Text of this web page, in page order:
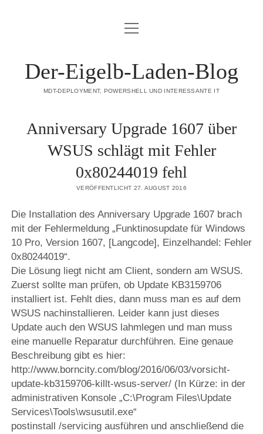
DATENSCHUTZERKLÄRUNG
Menü
öffnen
Der-Eigelb-Laden-Blog
MDT-DEPLOYMENT, POWERSHELL UND INTERESSANTE IT
Anniversary Upgrade 1607 über
WSUS schlägt mit Fehler
0x80244019 fehl
VERÖFFENTLICHT 27. AUGUST 2016
Die Installation des Anniversary Upgrade 1607 brach
mit der Fehlermeldung „Funktinosupdate für Windows
10 Pro, Version 1607, [Langcode], Einzelhandel: Fehler
0x80244019“.
Die Lösung liegt nicht am Client, sondern am WSUS.
Zuerst sollte man prüfen, ob Update KB3159706
installiert ist. Fehlt dies, dann muss man es auf dem
WSUS nachinstallieren. Leider kann just dieses
Update auch den WSUS lahmlegen und man muss
eine manuelle Reparatur durchführen. Eine genaue
Beschreibung gibt es hier:
http://www.borncity.com/blog/2016/06/03/vorsicht-
update-kb3159706-killt-wsus-server/ (In Kürze: in der
administrativen Konsole „C:\Program Files\Update
Services\Tools\wsusutil.exe“
postinstall /servicing ausführen und anschließend die